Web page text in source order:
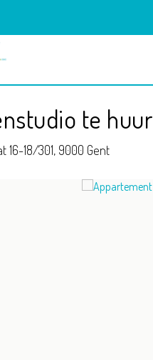
te huur
16-18/301, 9000 Gent